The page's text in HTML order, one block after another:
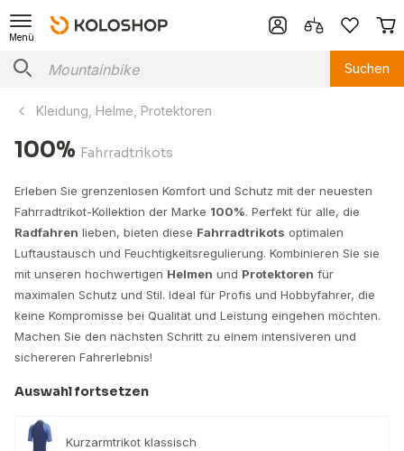
Menü
Suchen
Kleidung, Helme, Protektoren
100% Fahrradtrikots
Erleben Sie grenzenlosen Komfort und Schutz mit der neuesten
Fahrradtrikot-Kollektion der Marke 100%. Perfekt für alle, die
Radfahren lieben, bieten diese Fahrradtrikots optimalen
Luftaustausch und Feuchtigkeitsregulierung. Kombinieren Sie sie
mit unseren hochwertigen Helmen und Protektoren für
maximalen Schutz und Stil. Ideal für Profis und Hobbyfahrer, die
keine Kompromisse bei Qualität und Leistung eingehen möchten.
Machen Sie den nächsten Schritt zu einem intensiveren und
sichereren Fahrerlebnis!
Auswahl fortsetzen
Kurzarmtrikot klassisch